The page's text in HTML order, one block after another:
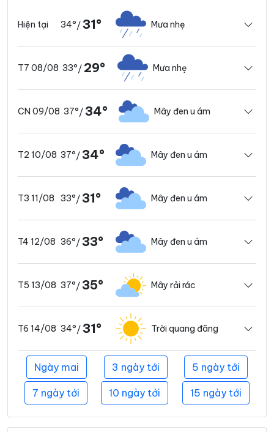
Hiện tại 34°/ 31° Mưa nhẹ
T7 08/08 33°/ 29° Mưa nhẹ
CN 09/08 37°/ 34° Mây đen u ám
T2 10/08 37°/ 34° Mây đen u ám
T3 11/08 33°/ 31° Mây đen u ám
T4 12/08 36°/ 33° Mây đen u ám
T5 13/08 37°/ 35° Mây rải rác
T6 14/08 34°/ 31° Trời quang đãng
Ngày mai 3 ngày tới 5 ngày tới
7 ngày tới 10 ngày tới 15 ngày tới